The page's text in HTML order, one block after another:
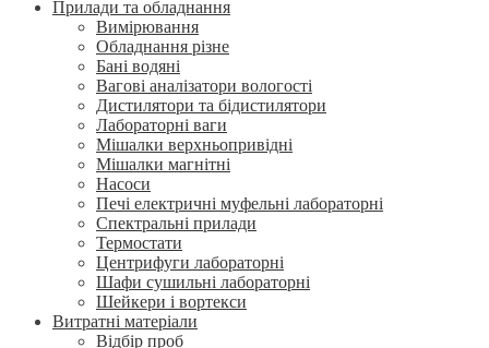
Прилади та обладнання
Вимірювання
Обладнання різне
Бані водяні
Вагові аналізатори вологості
Дистилятори та бідистилятори
Лабораторні ваги
Мішалки верхньопривідні
Мішалки магнітні
Насоси
Печі електричні муфельні лабораторні
Спектральні прилади
Термостати
Центрифуги лабораторні
Шафи сушильні лабораторні
Шейкери і вортекси
Витратні матеріали
Відбір проб